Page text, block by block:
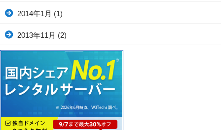
2014年1月 (1)
2013年11月 (2)